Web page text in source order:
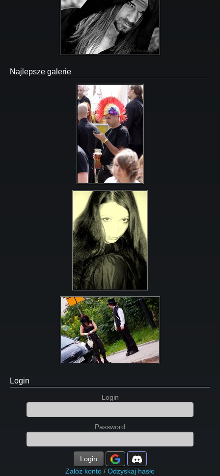
Najlepsze galerie
Login
Login
Password
Login
Załóż konto / Odzyskaj hasło